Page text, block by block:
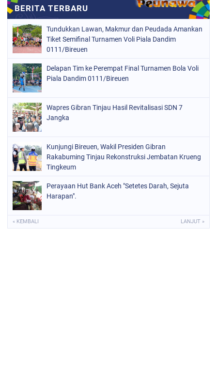
Tundukkan Lawan, Makmur dan Peudada Amankan
Tiket Semifinal Turnamen Voli Piala Dandim
0111/Bireuen
Delapan Tim ke Perempat Final Turnamen Bola Voli
Piala Dandim 0111/Bireuen
Wapres Gibran Tinjau Hasil Revitalisasi SDN 7
Jangka
Kunjungi Bireuen, Wakil Presiden Gibran
Rakabuming Tinjau Rekonstruksi Jembatan Krueng
Tingkeum
Perayaan Hut Bank Aceh "Setetes Darah, Sejuta
Harapan".
« KEMBALI LANJUT »